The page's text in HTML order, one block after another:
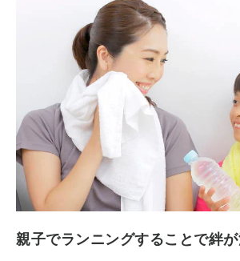
親子でランニングすることで絆